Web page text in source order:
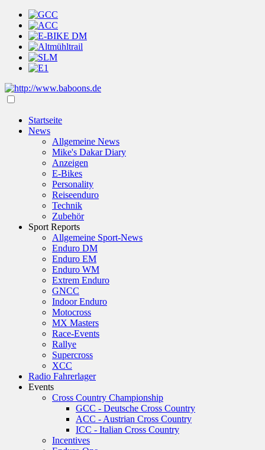
Startseite
News
Allgemeine News
Mike's Dakar Diary
Anzeigen
E-Bikes
Personality
Reiseenduro
Technik
Zubehör
Sport Reports
Allgemeine Sport-News
Enduro DM
Enduro EM
Enduro WM
Extrem Enduro
GNCC
Indoor Enduro
Motocross
MX Masters
Race-Events
Rallye
Supercross
XCC
Radio Fahrerlager
Events
Cross Country Championship
GCC - Deutsche Cross Country
ACC - Austrian Cross Country
ICC - Italian Cross Country
Incentives